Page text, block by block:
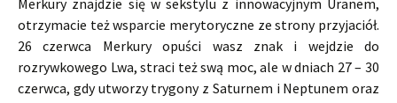
otrzymacie też wsparcie merytoryczne ze strony przyjaciół.
26 czerwca Merkury opuści wasz znak i wejdzie do
rozrywkowego Lwa, straci też swą moc, ale w dniach 27 – 30
czerwca, gdy utworzy trygony z Saturnem i Neptunem oraz